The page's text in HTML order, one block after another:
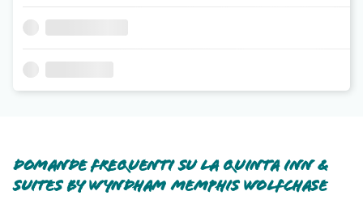
Domande frequenti su La Quinta Inn &
Suites By Wyndham Memphis Wolfchase